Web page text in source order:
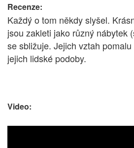
Recenze:
Každý o tom někdy slyšel.
jsou zakleti jako různý nábytek
se sbližuje. Jejich vztah
jejich lidské podoby.
Video: